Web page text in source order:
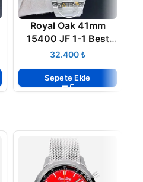
Royal Oak 41mm
15400 JF 1-1 Best
Edition Blue Textured
₺
Sepete Ekle